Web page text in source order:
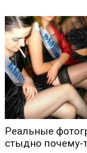
Реальные
стыдно почему-